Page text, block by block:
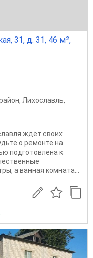
31, д. 31, 46 м²,
, Лихославль,
ждёт своих
о ремонте на
подготовлена к
а ванная комната...